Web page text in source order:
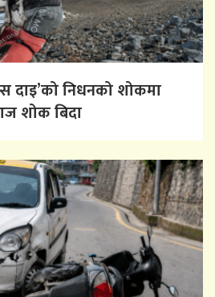
दाइ’को निधनको शोकमा
शोक बिदा